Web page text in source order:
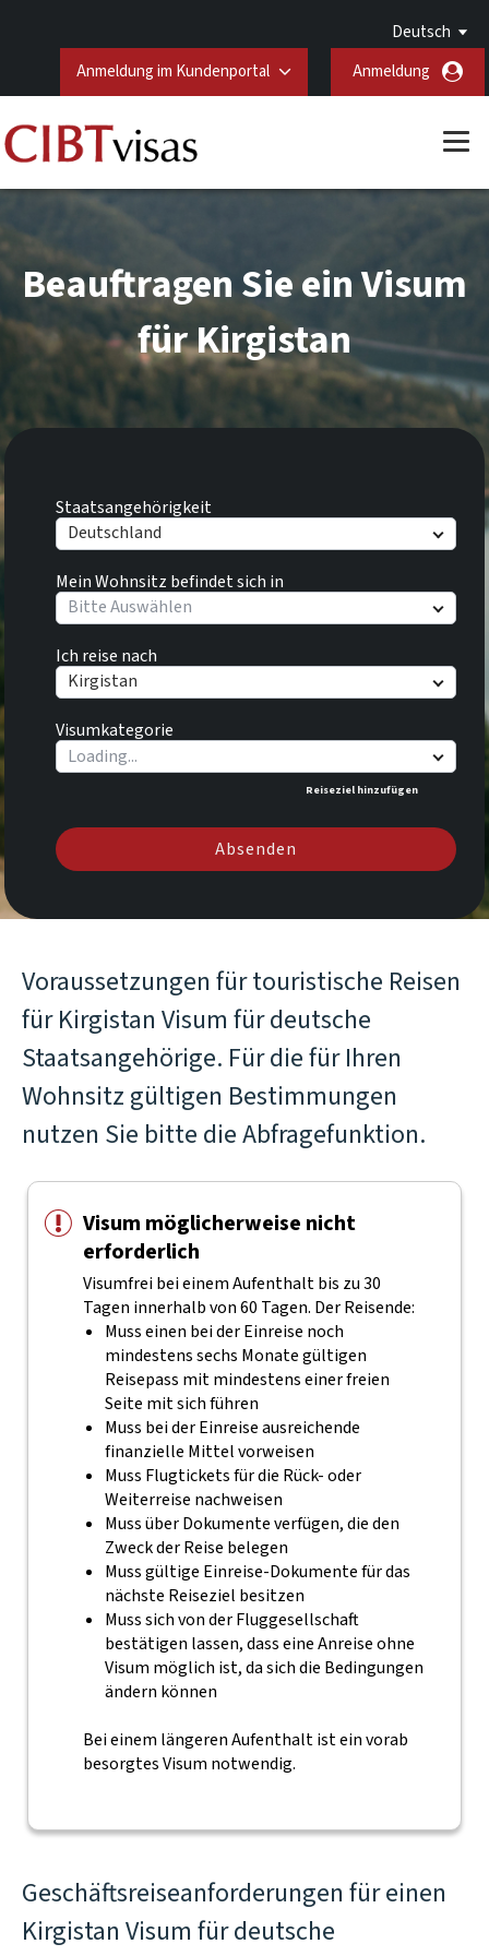
Deutsch
Anmeldung im Kundenportal
Anmeldung
Staatsangehörigkeit
Deutschland
Mein Wohnsitz befindet sich in
Bitte Auswählen
Ich reise nach
Kirgistan
Visumkategorie
Reiseziel hinzufügen
Absenden
Beauftragen Sie ein Visum
für Kirgistan
Voraussetzungen für touristische Reisen
für Kirgistan Visum für deutsche
Staatsangehörige. Für die für Ihren
Wohnsitz gültigen Bestimmungen
nutzen Sie bitte die Abfragefunktion.
Visum möglicherweise nicht
erforderlich
Visumfrei bei einem Aufenthalt bis zu 30
Tagen innerhalb von 60 Tagen. Der Reisende:
Muss einen bei der Einreise noch
mindestens sechs Monate gültigen
Reisepass mit mindestens einer freien
Seite mit sich führen
Muss bei der Einreise ausreichende
finanzielle Mittel vorweisen
Muss Flugtickets für die Rück- oder
Weiterreise nachweisen
Muss über Dokumente verfügen, die den
Zweck der Reise belegen
Muss gültige Einreise-Dokumente für das
nächste Reiseziel besitzen
Muss sich von der Fluggesellschaft
bestätigen lassen, dass eine Anreise ohne
Visum möglich ist, da sich die Bedingungen
ändern können
Bei einem längeren Aufenthalt ist ein vorab
besorgtes Visum notwendig.
Geschäftsreiseanforderungen für einen
Kirgistan Visum für deutsche